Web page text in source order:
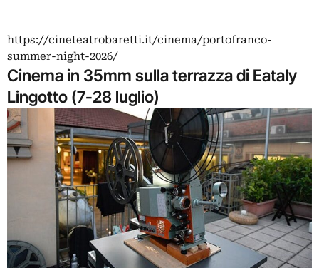
https://cineteatrobaretti.it/cinema/portofranco-
summer-night-2026/
Cinema in 35mm sulla terrazza di Eataly
Lingotto (7-28 luglio)